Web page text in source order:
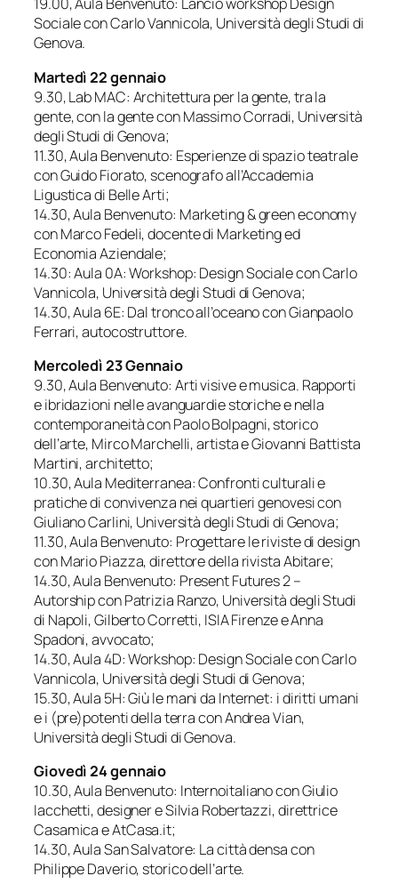
Socialecon Carlo Vannicola, Università degli Studi di
Genova.
Martedì 22 gennaio
9.30, Lab MAC: Architettura per la gente, tra la
gente, con la gentecon Massimo Corradi, Università
degli Studi di Genova;
11.30, Aula Benvenuto: Esperienze di spazio teatrale
con Guido Fiorato, scenografo all’Accademia
Ligustica di Belle Arti;
14.30, Aula Benvenuto: Marketing & green economy
con Marco Fedeli, docente di Marketing ed
Economia Aziendale;
14.30: Aula 0A:Workshop: Design Socialecon Carlo
Vannicola, Università degli Studi di Genova;
14.30, Aula 6E: Dal tronco all’oceanocon Gianpaolo
Ferrari, autocostruttore.
Mercoledì 23 Gennaio
9.30, Aula Benvenuto: Arti visive e musica. Rapporti
e ibridazioni nelle avanguardie storiche e nella
contemporaneitàcon Paolo Bolpagni, storico
dell‘arte, Mirco Marchelli, artista e Giovanni Battista
Martini, architetto;
10.30, Aula Mediterranea:Confronti culturali e
pratiche di convivenza nei quartieri genovesicon
Giuliano Carlini, Università degli Studi di Genova;
11.30, Aula Benvenuto: Progettare le riviste di design
con Mario Piazza, direttore della rivista Abitare;
14.30, Aula Benvenuto: Present Futures 2 –
Autorshipcon Patrizia Ranzo, Università degli Studi
di Napoli, Gilberto Corretti, ISIA Firenze e Anna
Spadoni, avvocato;
14.30, Aula 4D:Workshop: Design Socialecon Carlo
Vannicola, Università degli Studi di Genova;
15.30, Aula 5H:Giù le mani da Internet: i diritti umani
e i (pre)potenti della terracon Andrea Vian,
Università degli Studi di Genova.
Giovedì 24 gennaio
10.30, Aula Benvenuto: Internoitalianocon Giulio
Iacchetti, designer e Silvia Robertazzi, direttrice
Casamica e AtCasa.it;
14.30, Aula San Salvatore: La città densacon
Philippe Daverio, storico dell’arte.